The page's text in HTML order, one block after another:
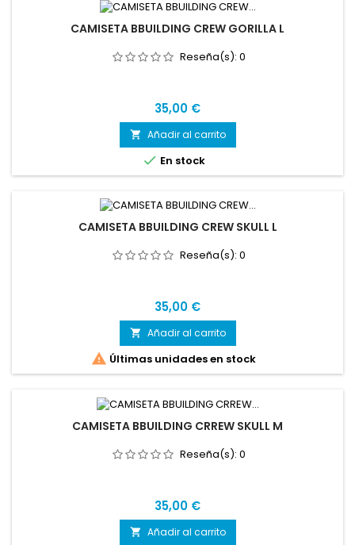
CAMISETA BBUILDING CREW GORILLA L
Reseña(s): 0
Precio
35,00 €
 Añadir al carrito
 En stock
CAMISETA BBUILDING CREW SKULL L
Reseña(s): 0
Precio
35,00 €
 Añadir al carrito
 Últimas unidades en stock
CAMISETA BBUILDING CRREW SKULL M
Reseña(s): 0
Precio
35,00 €
 Añadir al carrito